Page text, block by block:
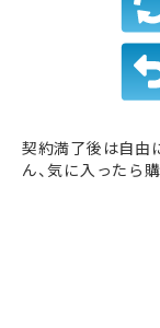
契約満了後は自由
ん、気に入ったら